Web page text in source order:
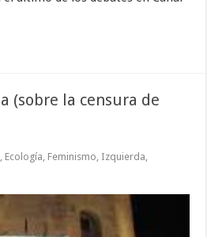
(sobre la censura de
Ecología Feminismo Izquierda